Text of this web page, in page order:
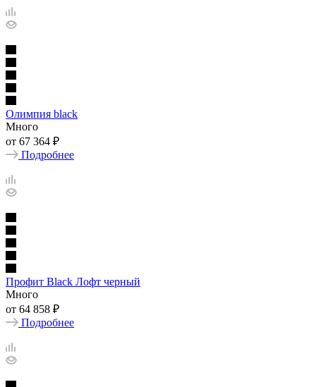
Олимпия black
Много
от 67 364 ₽
Подробнее
Профит Black Лофт черный
Много
от 64 858 ₽
Подробнее